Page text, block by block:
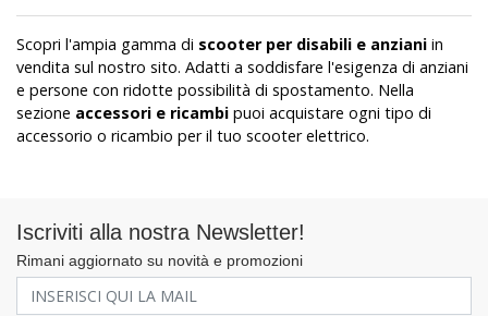
Scopri l'ampia gamma di scooter per disabili e anziani in
vendita sul nostro sito. Adatti a soddisfare l'esigenza di anziani
e persone con ridotte possibilità di spostamento. Nella
sezione accessori e ricambi puoi acquistare ogni tipo di
accessorio o ricambio per il tuo scooter elettrico.
Iscriviti alla nostra Newsletter!
Rimani aggiornato su novità e promozioni